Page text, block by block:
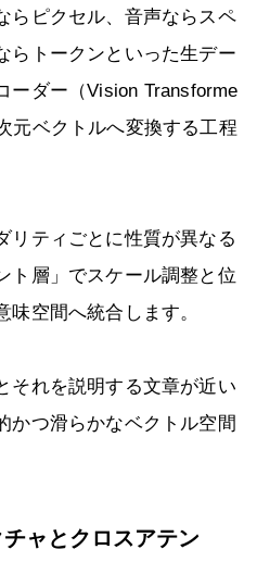
らピクセル、音声ならスペ
らトークンといった生デー
ーダー（Vision Transforme
元ベクトルへ変換する工程
リティごとに性質が異なる
ト層」でスケール調整と位
空間へ統合します。
それを説明する文章が近い
かつ滑らかなベクトル空間
ャとクロスアテン